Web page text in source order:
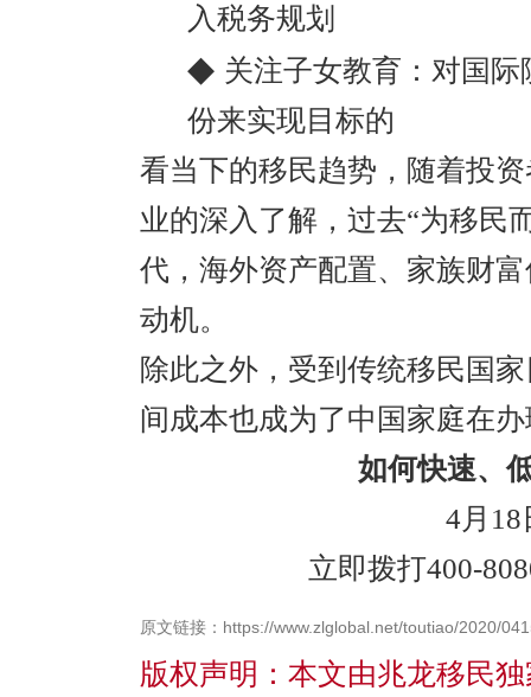
入税务规划
◆ 关注子女教育：对国
份来实现目标的
看当下的移民趋势，随着投
业的深入了解，过去“为移民
代，海外资产配置、家族财
动机。
除此之外，受到传统移民国
间成本也成为了中国家庭在
如何快速、
4月18
立即拨打400-
原文链接：https://www.zlglobal.net/toutiao/2020/
版权声明：本文由兆龙移民